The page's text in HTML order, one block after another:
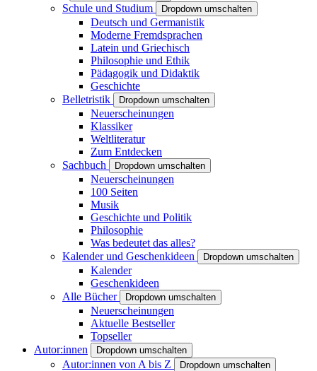
Schule und Studium Dropdown umschalten
Deutsch und Germanistik
Moderne Fremdsprachen
Latein und Griechisch
Philosophie und Ethik
Pädagogik und Didaktik
Geschichte
Belletristik
Dropdown umschalten
Neuerscheinungen
Klassiker
Weltliteratur
Zum Entdecken
Sachbuch
Dropdown umschalten
Neuerscheinungen
100 Seiten
Musik
Geschichte und Politik
Philosophie
Was bedeutet das alles?
Kalender und Geschenkideen
Dropdown umschalten
Kalender
Geschenkideen
Alle Bücher
Dropdown umschalten
Neuerscheinungen
Aktuelle Bestseller
Topseller
Autor:innen
Dropdown umschalten
Autor:innen von A bis Z Dropdown umschalten